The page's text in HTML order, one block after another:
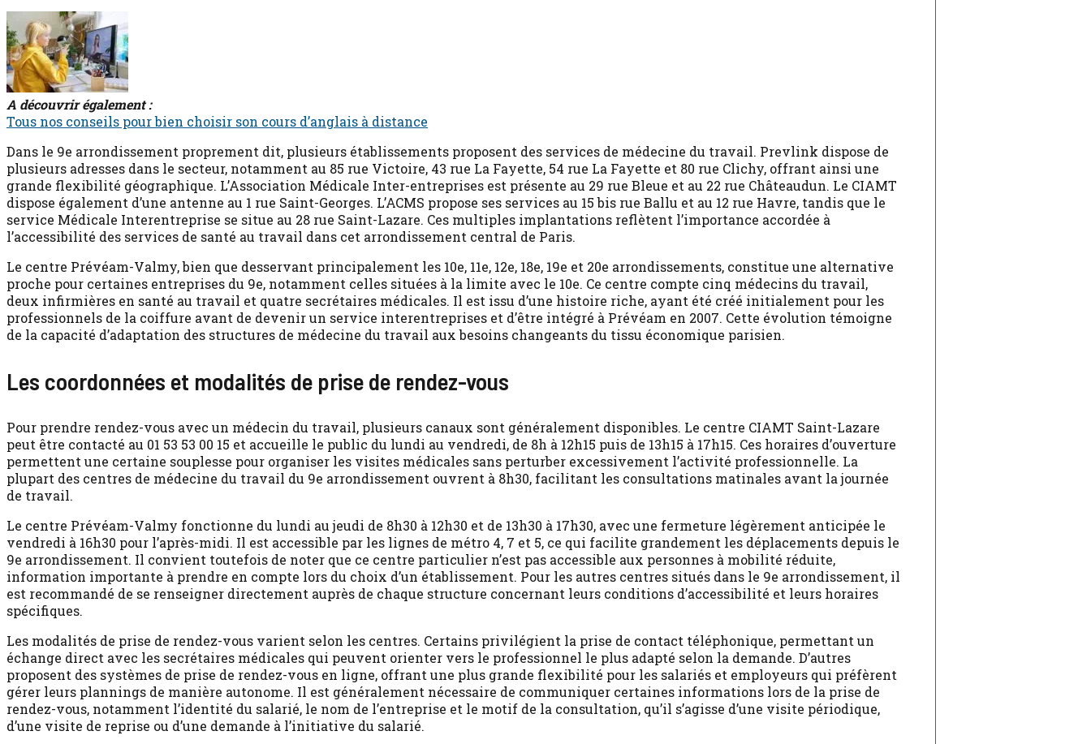
A découvrir également :
Tous nos conseils pour bien choisir son cours d’anglais à distance
Dans le 9e arrondissement proprement dit, plusieurs établissements proposent des services de médecine du travail. Prevlink dispose de
plusieurs adresses dans le secteur, notamment au 85 rue Victoire, 43 rue La Fayette, 54 rue La Fayette et 80 rue Clichy, offrant ainsi une
grande flexibilité géographique. L’Association Médicale Inter-entreprises est présente au 29 rue Bleue et au 22 rue Châteaudun. Le CIAMT
dispose également d’une antenne au 1 rue Saint-Georges. L’ACMS propose ses services au 15 bis rue Ballu et au 12 rue Havre, tandis que le
service Médicale Interentreprise se situe au 28 rue Saint-Lazare. Ces multiples implantations reflètent l’importance accordée à
l’accessibilité des services de santé au travail dans cet arrondissement central de Paris.
Le centre Prévéam-Valmy, bien que desservant principalement les 10e, 11e, 12e, 18e, 19e et 20e arrondissements, constitue une alternative
proche pour certaines entreprises du 9e, notamment celles situées à la limite avec le 10e. Ce centre compte cinq médecins du travail,
deux infirmières en santé au travail et quatre secrétaires médicales. Il est issu d’une histoire riche, ayant été créé initialement pour les
professionnels de la coiffure avant de devenir un service interentreprises et d’être intégré à Prévéam en 2007. Cette évolution témoigne
de la capacité d’adaptation des structures de médecine du travail aux besoins changeants du tissu économique parisien.
Les coordonnées et modalités de prise de rendez-vous
Pour prendre rendez-vous avec un médecin du travail, plusieurs canaux sont généralement disponibles. Le centre CIAMT Saint-Lazare
peut être contacté au 01 53 53 00 15 et accueille le public du lundi au vendredi, de 8h à 12h15 puis de 13h15 à 17h15. Ces horaires d’ouverture
permettent une certaine souplesse pour organiser les visites médicales sans perturber excessivement l’activité professionnelle. La
plupart des centres de médecine du travail du 9e arrondissement ouvrent à 8h30, facilitant les consultations matinales avant la journée
de travail.
Le centre Prévéam-Valmy fonctionne du lundi au jeudi de 8h30 à 12h30 et de 13h30 à 17h30, avec une fermeture légèrement anticipée le
vendredi à 16h30 pour l’après-midi. Il est accessible par les lignes de métro 4, 7 et 5, ce qui facilite grandement les déplacements depuis le
9e arrondissement. Il convient toutefois de noter que ce centre particulier n’est pas accessible aux personnes à mobilité réduite,
information importante à prendre en compte lors du choix d’un établissement. Pour les autres centres situés dans le 9e arrondissement, il
est recommandé de se renseigner directement auprès de chaque structure concernant leurs conditions d’accessibilité et leurs horaires
spécifiques.
Les modalités de prise de rendez-vous varient selon les centres. Certains privilégient la prise de contact téléphonique, permettant un
échange direct avec les secrétaires médicales qui peuvent orienter vers le professionnel le plus adapté selon la demande. D’autres
proposent des systèmes de prise de rendez-vous en ligne, offrant une plus grande flexibilité pour les salariés et employeurs qui préfèrent
gérer leurs plannings de manière autonome. Il est généralement nécessaire de communiquer certaines informations lors de la prise de
rendez-vous, notamment l’identité du salarié, le nom de l’entreprise et le motif de la consultation, qu’il s’agisse d’une visite périodique,
d’une visite de reprise ou d’une demande à l’initiative du salarié.